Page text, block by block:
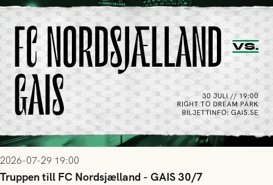
2026-07-29 19:00
Truppen till FC Nordsjælland - GAIS 30/7